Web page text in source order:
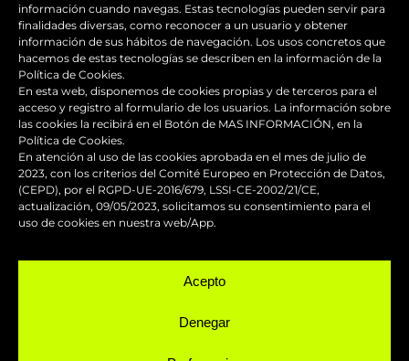
información cuando navegas. Estas tecnologías pueden servir para
finalidades diversas, como reconocer a un usuario y obtener
información de sus hábitos de navegación. Los usos concretos que
hacemos de estas tecnologías se describen en la información de la
Política de Cookies.
En esta web, disponemos de cookies propias y de terceros para el
acceso y registro al formulario de los usuarios. La información sobre
las cookies la recibirá en el Botón de MAS INFORMACIÓN, en la
Política de Cookies.
En atención al uso de las cookies aprobada en el mes de julio de
2023, con los criterios del Comité Europeo en Protección de Datos,
(CEPD), por el RGPD-UE-2016/679, LSSI-CE-2002/21/CE,
actualización, 09/05/2023, solicitamos su consentimiento para el
uso de cookies en nuestra web/App.
Acepto
Denegar
Guía de supervivencia: qué hacer con tu
moto tras una caída
¿Qué es y para qué sirve el carenado de
una moto?
Seguridad en moto para
desplazamientos seguros
Personalizar el baúl de moto para que